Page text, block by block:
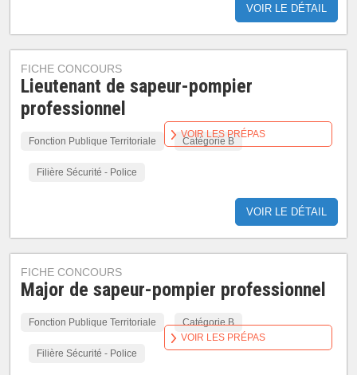
VOIR LE DÉTAIL
FICHE CONCOURS
Lieutenant de sapeur-pompier
professionnel
Fonction Publique Territoriale Catégorie B
Filière Sécurité - Police
VOIR LE DÉTAIL
VOIR LES PRÉPAS
FICHE CONCOURS
Major de sapeur-pompier professionnel
Fonction Publique Territoriale Catégorie B
Filière Sécurité - Police
VOIR LES PRÉPAS